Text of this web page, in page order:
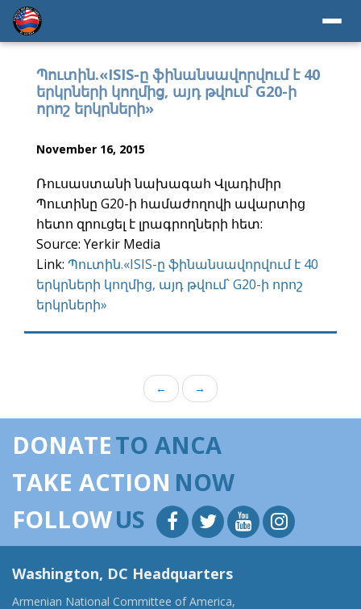
Պուտին.«ISIS-ը ֆինանսավորվում է 40
երկրների կողմից, այդ թվում՝ G20-ի
որոշ երկրների»
November 16, 2015
Ռուսաստանի նախագահ Վլադիմիր
Պուտինը G20-ի համաժողովի ավարտից
հետո զրուցել է լրագրողների հետ:
Source: Yerkir Media
Link: Պուտին.«ISIS-ը ֆինանսավորվում է 40
երկրների կողմից, այդ թվում՝ G20-ի որոշ
երկրների»
← →
DONATETO ANCA
TAKE ACTION NOW
FOLLOWUS
Washington, DC Headquarters
Armenian National Committee of America,